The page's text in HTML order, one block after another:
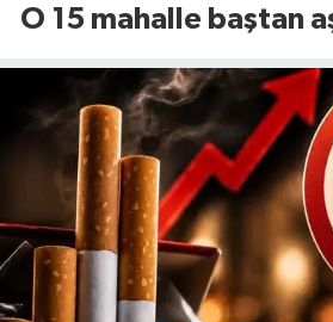
O 15 mahalle baştan